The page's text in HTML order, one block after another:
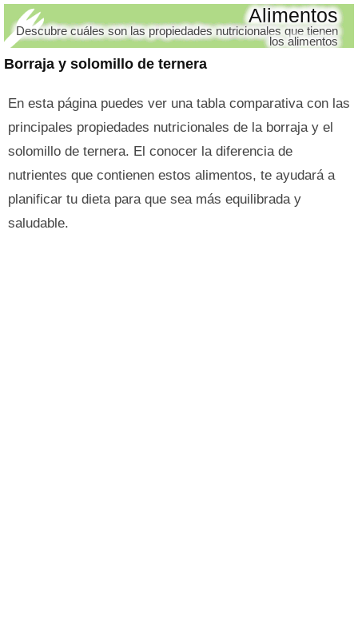
Borraja y solomillo de ternera
Alimentos
Descubre cuáles son las propiedades nutricionales que tienen
los alimentos
En esta página puedes ver una tabla comparativa con las
principales propiedades nutricionales de la borraja y el
solomillo de ternera. El conocer la diferencia de
nutrientes que contienen estos alimentos, te ayudará a
planificar tu dieta para que sea más equilibrada y
saludable.